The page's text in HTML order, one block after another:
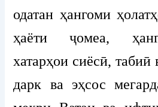
одатан ҳангоми
ҳаёти ҷомеа,
хатарҳои сиёсӣ, табиӣ
дарк ва эҳсос